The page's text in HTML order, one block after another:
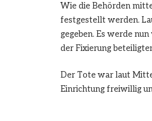
Wie die Behörden
festgestellt werden.
gegeben. Es werde
der Fixierung
Der Tote war laut
Einrichtung freiwillig